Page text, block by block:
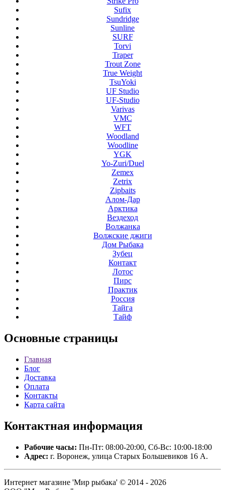
Sufix
Sundridge
Sunline
SURF
Torvi
Traper
Trout Zone
True Weight
TsuYoki
UF Studio
UF-Studio
Varivas
VMC
WFT
Woodland
Woodline
YGK
Yo-Zuri/Duel
Zemex
Zetrix
Zipbaits
Алом-Дар
Арктика
Вездеход
Волжанка
Волжские джиги
Дом Рыбака
Зубец
Контакт
Лотос
Пирс
Практик
Россия
Тайга
Тайф
Основные страницы
Главная
Блог
Доставка
Оплата
Контакты
Карта сайта
Контактная информация
Рабочие часы: Пн-Пт: 08:00-20:00, Сб-Вс: 10:00-18:00
Адрес: г. Воронеж, улица Старых Большевиков 16 А.
Интернет магазине 'Мир рыбака' © 2014 - 2026